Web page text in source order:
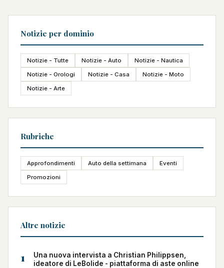
Notizie per dominio
Notizie - Tutte Notizie - Auto
Notizie - Nautica
Notizie - Orologi
Notizie - Casa
Notizie - Moto
Notizie - Arte
Rubriche
Approfondimenti Auto della settimana
Eventi
Promozioni
Altre notizie
1
Una nuova intervista a Christian Philippsen,
ideatore di LeBolide - piattaforma di aste online